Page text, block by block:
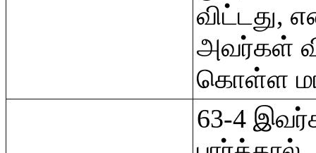
விட்டது,
அவர்கள்
கொள்ள
63-4